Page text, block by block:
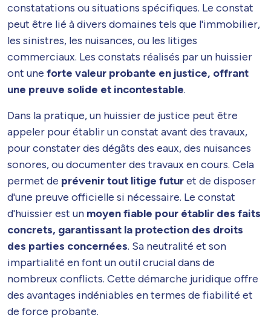
constatations ou situations spécifiques. Le constat
peut être lié à divers domaines tels que l'immobilier,
les sinistres, les nuisances, ou les litiges
commerciaux. Les constats réalisés par un huissier
ont une forte valeur probante en justice, offrant
une preuve solide et incontestable.
Dans la pratique, un huissier de justice peut être
appeler pour établir un constat avant des travaux,
pour constater des dégâts des eaux, des nuisances
sonores, ou documenter des travaux en cours. Cela
permet de prévenir tout litige futuret de disposer
d'une preuve officielle si nécessaire. Le constat
d'huissier est un moyen fiable pour établir des faits
concrets, garantissant la protection des droits
des parties concernées. Sa neutralité et son
impartialité en font un outil crucial dans de
nombreux conflicts. Cette démarche juridique offre
des avantages indéniables en termes de fiabilité et
de force probante.